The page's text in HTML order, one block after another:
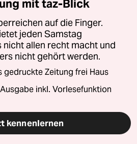
mit taz-Blick
auf die Finger.
jeden Samstag
allen recht macht und
nicht gehört werden.
gedruckte Zeitung frei Haus
inkl. Vorlesefunktion
kennenlernen